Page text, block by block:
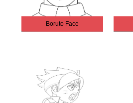
Boruto Face